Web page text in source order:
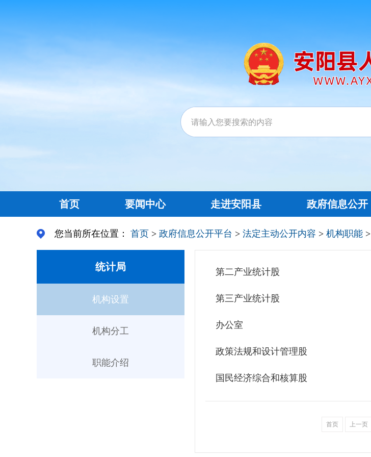
首页 要闻中心 走进安阳县 政府信息公开
您当前所在位置： 首页 > 政府信息公开平台 > 法定主动公开内容 > 机构职能 >
统计局
机构设置
机构分工
职能介绍
第二产业统计股
第三产业统计股
办公室
政策法规和设计管理股
国民经济综合和核算股
首页 上一页